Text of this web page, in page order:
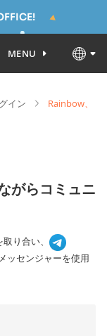
MENU
イン
Rainbow、
がらコミュニ
り合い、
ッセンジャーを使用